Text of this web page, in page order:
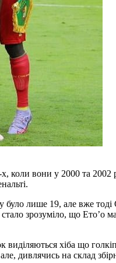
коли вони у 2000 та
лише 19, але вже
зрозуміло, що Ето’о
виділяються хіба що
дивлячись на склад